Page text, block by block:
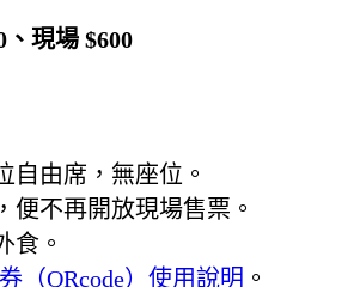
現場 $600
自由席，無座位。
便不再開放現場售票。
食。
（QRcode）使用說明 。